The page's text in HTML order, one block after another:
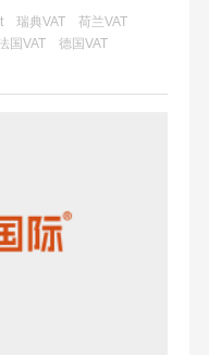
可少的。此外，如果
起征点，或者作为进
税号。注册VAT税号是
册，才能在平台上合规
瑞典VAT
荷兰VAT
国VAT
德国VAT